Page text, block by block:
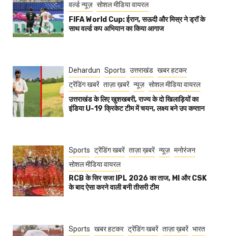
वर्ल्ड न्यूज़ सोशल मीडिया वायरल
FIFA World Cup: ईरान, सऊदी और मिस्र ने ड्रॉ के
साथ वर्ल्ड कप अभियान का किया आगाज
Dehardun Sports उत्तराखंड खबर हटकर
ट्रेंडिंग खबरें ताज़ा ख़बरें न्यूज़ सोशल मीडिया वायरल
उत्तराखंड के लिए खुशखबरी, राज्य के दो खिलाड़ियों का
इंडिया U-19 क्रिकेट टीम में चयन, लक्ष्य बने उप कप्तान
Sports ट्रेंडिंग खबरें ताज़ा ख़बरें न्यूज़ मनोरंजन
सोशल मीडिया वायरल
RCB के सिर सजा IPL 2026 का ताज, MI और CSK
के बाद ऐसा करने वाली बनी तीसरी टीम
Sports खबर हटकर ट्रेंडिंग खबरें ताज़ा ख़बरें भारत